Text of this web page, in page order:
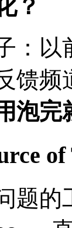
？
：以
馈频
泡完
题的